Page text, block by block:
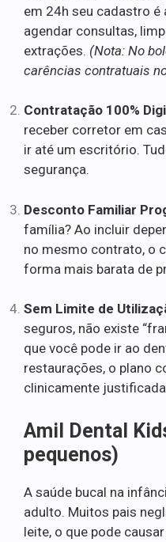
em 24h seu cadastro é
agendar consultas,
extrações. (Nota: No
carências contratuais
Contratação 100%
receber corretor em
ir até um escritório.
segurança.
Desconto Familiar
família? Ao incluir
no mesmo contrato, o
forma mais barata de
Sem Limite de
seguros, não existe
que você pode ir ao
restaurações, o plano
clinicamente
Amil Dental
pequenos)
A saúde bucal na
adulto. Muitos pais
leite, o que pode